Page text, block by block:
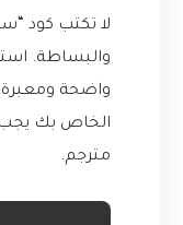
لا تكتب كود
والبساطة.
واضحة
الخاص بك يجب
مترجم.